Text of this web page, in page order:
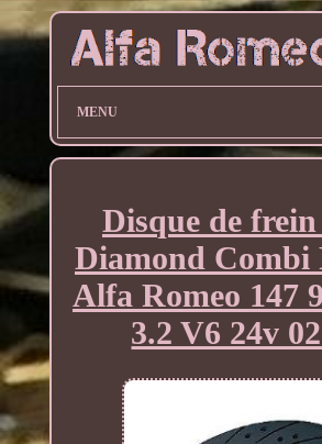
MENU
Disque de
Diamond
Alfa Romeo 147
3.2 V6 24v